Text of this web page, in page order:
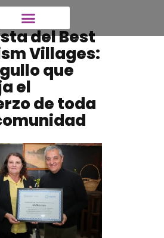
del Best
Villages:
que
el
de toda